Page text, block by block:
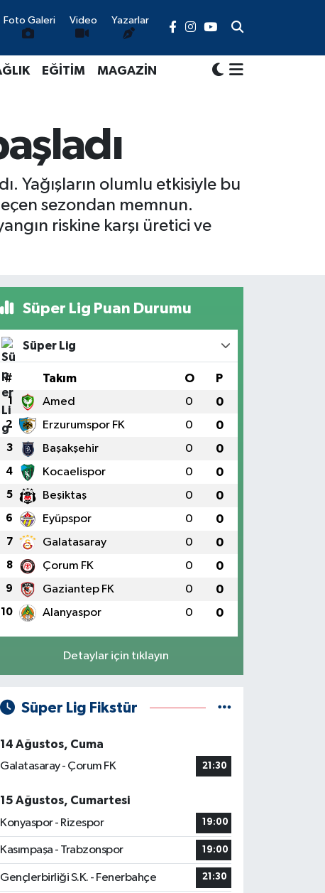
Foto Galeri Video Yazarlar
EĞİTİM MAGAZİN
Yağışların olumlu etkisiyle bu
sezondan memnun.
riskine karşı üretici ve
Süper Lig Puan Durumu
Süper Lig
# Takım O P
1 Amed 0 0
2 Erzurumspor FK 0 0
3 Başakşehir 0 0
4 Kocaelispor 0 0
5 Beşiktaş 0 0
6 Eyüpspor 0 0
7 Galatasaray 0 0
8 Çorum FK 0 0
9 Gaziantep FK 0 0
10 Alanyaspor 0 0
Detaylar için tıklayın
Süper Lig Fikstür
14 Ağustos, Cuma
Galatasaray - Çorum FK
21:30
15 Ağustos, Cumartesi
Konyaspor - Rizespor
19:00
Kasımpaşa - Trabzonspor 19:00
Gençlerbirliği S.K. - Fenerbahçe 21:30